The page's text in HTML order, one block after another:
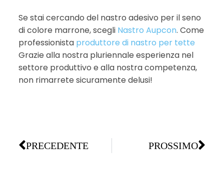
Se stai cercando del nastro adesivo per il seno
di colore marrone, scegli Nastro Aupcon. Come
professionista produttore di nastro per tette
Grazie alla nostra pluriennale esperienza nel
settore produttivo e alla nostra competenza,
non rimarrete sicuramente delusi!
PRECEDENTE PROSSIMO